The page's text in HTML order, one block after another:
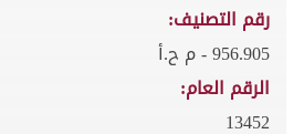
رقم التصنيف:
956.905 - م ح.أ
الرقم العام:
13452